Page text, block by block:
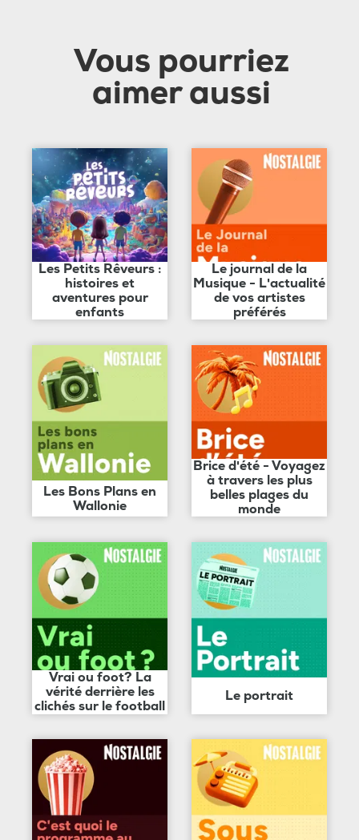
Vous pourriez
aimer aussi
Les Petits Rêveurs :
histoires et
aventures pour
enfants
Le journal de la
Musique - L'actualité
de vos artistes
préférés
Les Bons Plans en
Wallonie
Brice d'été - Voyagez
à travers les plus
belles plages du
monde
Vrai ou foot? La
vérité derrière les
clichés sur le football
Le portrait